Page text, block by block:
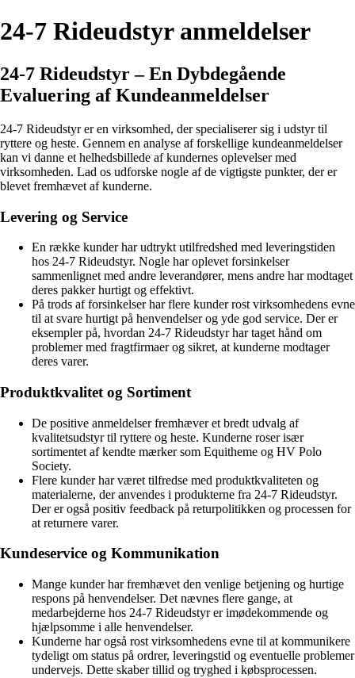
24-7 Rideudstyr anmeldelser
24-7 Rideudstyr – En Dybdegående
Evaluering af Kundeanmeldelser
24-7 Rideudstyr er en virksomhed, der specialiserer sig i udstyr til
ryttere og heste. Gennem en analyse af forskellige kundeanmeldelser
kan vi danne et helhedsbillede af kundernes oplevelser med
virksomheden. Lad os udforske nogle af de vigtigste punkter, der er
blevet fremhævet af kunderne.
Levering og Service
En række kunder har udtrykt utilfredshed med leveringstiden
hos 24-7 Rideudstyr. Nogle har oplevet forsinkelser
sammenlignet med andre leverandører, mens andre har modtaget
deres pakker hurtigt og effektivt.
På trods af forsinkelser har flere kunder rost virksomhedens evne
til at svare hurtigt på henvendelser og yde god service. Der er
eksempler på, hvordan 24-7 Rideudstyr har taget hånd om
problemer med fragtfirmaer og sikret, at kunderne modtager
deres varer.
Produktkvalitet og Sortiment
De positive anmeldelser fremhæver et bredt udvalg af
kvalitetsudstyr til ryttere og heste. Kunderne roser især
sortimentet af kendte mærker som Equitheme og HV Polo
Society.
Flere kunder har været tilfredse med produktkvaliteten og
materialerne, der anvendes i produkterne fra 24-7 Rideudstyr.
Der er også positiv feedback på returpolitikken og processen for
at returnere varer.
Kundeservice og Kommunikation
Mange kunder har fremhævet den venlige betjening og hurtige
respons på henvendelser. Det nævnes flere gange, at
medarbejderne hos 24-7 Rideudstyr er imødekommende og
hjælpsomme i alle henvendelser.
Kunderne har også rost virksomhedens evne til at kommunikere
tydeligt om status på ordrer, leveringstid og eventuelle problemer
undervejs. Dette skaber tillid og tryghed i købsprocessen.